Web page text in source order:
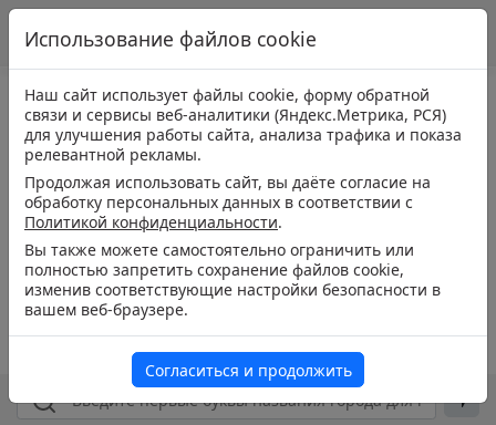
Использование файлов cookie
Наш сайт использует файлы cookie, форму обратной
связи и сервисы веб-аналитики (Яндекс.Метрика, РСЯ)
для улучшения работы сайта, анализа трафика и показа
релевантной рекламы.
Продолжая использовать сайт, вы даёте согласие на
обработку персональных данных в соответствии с
Политикой конфиденциальности.
Вы также можете самостоятельно ограничить или
полностью запретить сохранение файлов cookie,
изменив соответствующие настройки безопасности в
вашем веб-браузере.
Согласиться и продолжить